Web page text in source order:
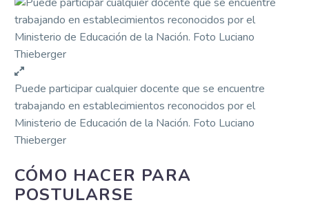
Puede participar cualquier docente que se encuentre
trabajando en establecimientos reconocidos por el
Ministerio de Educación de la Nación. Foto Luciano
Thieberger
CÓMO HACER PARA
POSTULARSE